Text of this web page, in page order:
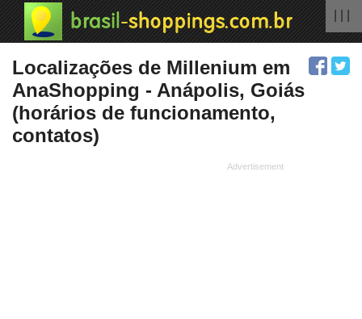
Localizações de Millenium em
AnaShopping - Anápolis, Goiás
(horários de funcionamento,
contatos)